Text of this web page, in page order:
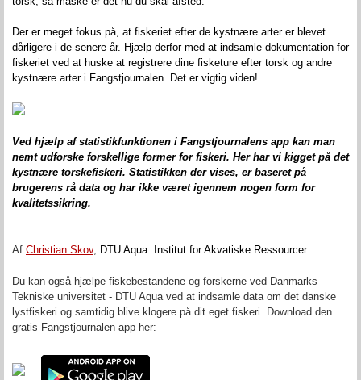
Der er meget fokus på at fiskeriet efter de kystnære arter er blevet
dårligere i de senere år. Hjælp derfor med at indsamle dokumentation for
fiskeriet ved at huske at registrere dine fisketure efter torsk og andre
kystnære arter i Fangstjournalen. Det er vigtig viden!
Ved hjælp af statistikfunktionen i Fangstjournalens app kan man
nemt udforske forskellige former for fiskeri. Her har vi kigget på det
kystnære torskefiskeri. Statistikken der vises, er baseret på
brugerens rå data og har ikke været igennem nogen form for
kvalitetssikring.
Af Christian Skov, DTU Aqua. Institut for Akvatiske Ressourcer
Du kan også hjælpe fiskebestandene og forskerne ved Danmarks
Tekniske universitet - DTU Aqua ved at indsamle data om det danske
lystfiskeri og samtidig blive klogere på dit eget fiskeri. Download den
gratis Fangstjournalen app her: